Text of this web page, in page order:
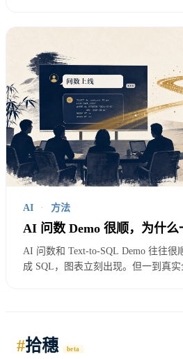
看，数据团队真的会反复解释
如果语义层不能先解决这些问
档工程。
一张说明卡，要写
做轻量语义层，不一定先买平台
先给每个高频问题做一张说明
这张卡不是给领导看的 PPT，
第一，指标定义。
AI · 方法
AI 问数 Demo 很顺，为什么
AI 问数和 Text-to-SQL Demo 往往很
成 SQL，图表立刻出现。但一到真
#拾穗 beta